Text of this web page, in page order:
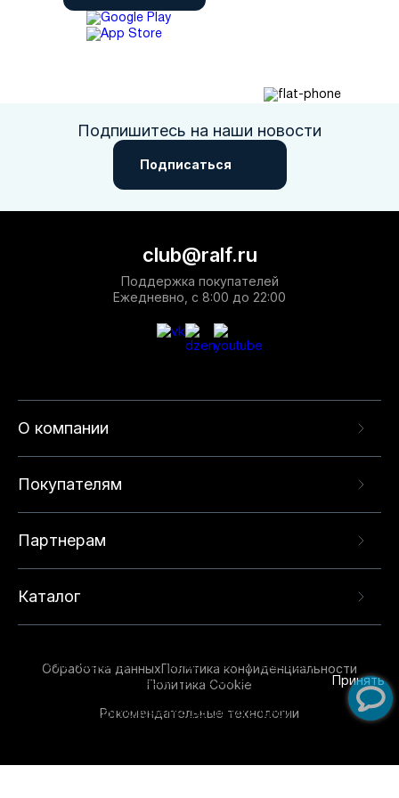
Подпишитесь на наши новости
Подписаться
О компании
Покупателям
Партнерам
Каталог
club@ralf.ru
Поддержка покупателей
Ежедневно, с 8:00 до 22:00
Обработка данныхПолитика конфиденциальности
Политика Cookie
Рекомендательные технологии
опыта на нашем сайте. Продолжая использовать
данный сайт, вы соглашаетесь с использованием
технологий. Для получения дополнительной
Принять